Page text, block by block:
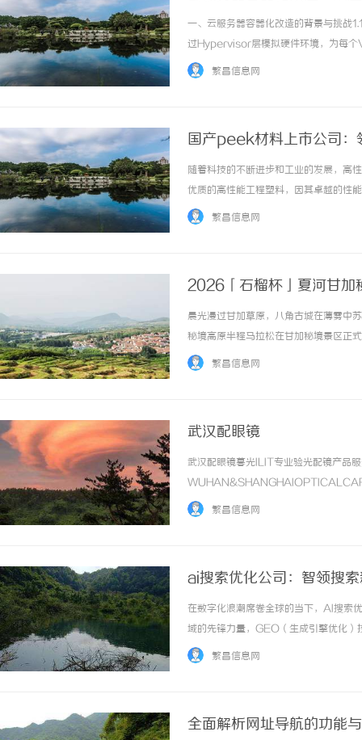
一、云服务器容器化改造的背景与挑战
过Hypervisor层模拟硬件环境，为每个
资源开销大：每个VM需运行完整操作
繁昌信息网
国产peek材料上市公司：
随着科技的不断进步和工业的发展，高
优质的高性能工程塑料，因其卓越的性
来越多的相关公司相继上市，标志着我
繁昌信息网
2026「石榴杯」夏河甘加
晨光漫过甘加草原，八角古城在薄雾中
秘境高原半程马拉松在甘加秘境景区正
丈量秘境之美，以奔跑致敬自然之力，
繁昌信息网
武汉配眼镜
武汉配眼镜暮光ILIT专业验光配镜产品
于武汉与上海设有4家门店。以完整验
繁昌信息网
ai搜索优化公司：智领搜
在数字化浪潮席卷全球的当下，AI搜索
域的先锋力量，GEO（生成引擎优化）
用户行为分析，为企业提供精准、动态
繁昌信息网
全面解析网址导航的功能